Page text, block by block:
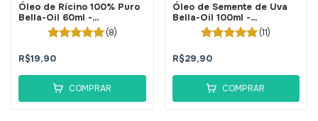
Óleo de Rícino 100% Puro
Bella-Oil 60ml -
BellaPhytus
(8)
R$19,90
COMPRAR
Óleo de Semente de Uva
Bella-Oil 100ml -
BellaPhytus
(11)
R$29,90
COMPRAR